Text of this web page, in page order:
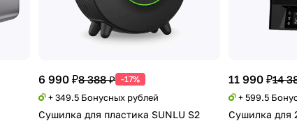
6 990 ₽8 388 ₽ -17%
+ 349.5 Бонусных рублей
Сушилка для пластика SUNLU S2
11 990 ₽14
+ 599.5
Сушилка для